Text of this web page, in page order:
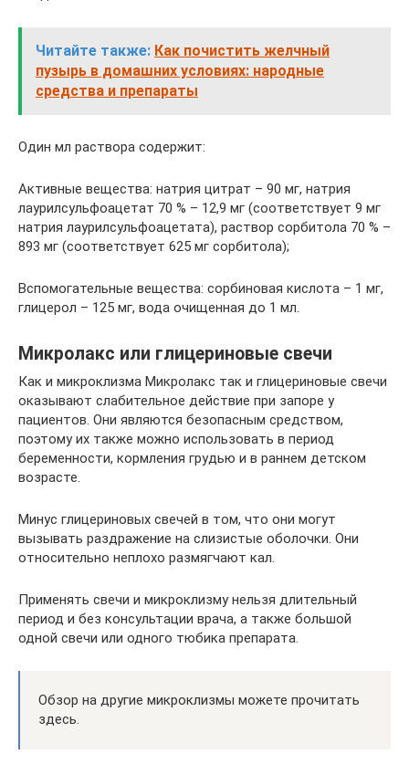
Читайте также: Как почистить желчный
пузырь в домашних условиях: народные
средства и препараты
Один мл раствора содержит:
Активные вещества: натрия цитрат – 90 мг, натрия
лаурилсульфоацетат 70 % – 12,9 мг (соответствует 9 мг
натрия лаурилсульфоацетата), раствор сорбитола 70 % –
893 мг (соответствует 625 мг сорбитола);
Вспомогательные вещества: сорбиновая кислота – 1 мг,
глицерол – 125 мг, вода очищенная до 1 мл.
Микролакс или глицериновые свечи
Как и микроклизма Микролакс так и глицериновые свечи
оказывают слабительное действие при запоре у
пациентов. Они являются безопасным средством,
поэтому их также можно использовать в период
беременности, кормления грудью и в раннем детском
возрасте.
Минус глицериновых свечей в том, что они могут
вызывать раздражение на слизистые оболочки. Они
относительно неплохо размягчают кал.
Применять свечи и микроклизму нельзя длительный
период и без консультации врача, а также большой
одной свечи или одного тюбика препарата.
Обзор на другие микроклизмы можете прочитать
здесь.